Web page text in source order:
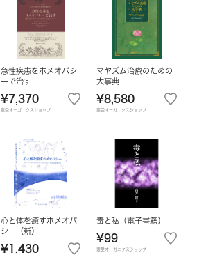
急性疾患をホメオパシ
ーで治す
¥7,370
豊受オーガニクスショップ
マヤズム治療のための
大事典
¥8,580
豊受オーガニクスショップ
心と体を癒すホメオパ
シー（新）
¥1,430
毒と私（電子書籍）
¥99
豊受オーガニクスショップ